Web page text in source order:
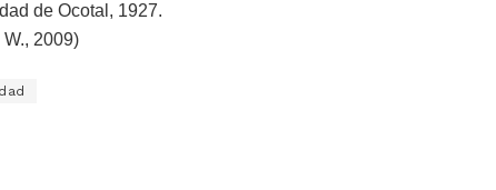
de Ocotal, 1927.
2009)